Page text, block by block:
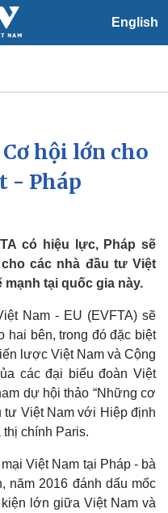
English
hội
Tin 24h
Dự báo thời tiết
Việc làm
Biển đảo
hội lớn cho
- Pháp
có hiệu lực, Pháp sẽ
các nhà đầu tư Việt
tại quốc gia này.
Nam - EU (EVFTA) sẽ
hai bên, trong đó đặc biệt
lược Việt Nam và Cộng
các đại biểu đoàn Việt
dự hội thảo “Những cơ
tư Việt Nam với Hiệp định
thị chính Paris.
Việt Nam tại Pháp - bà
năm 2016 đánh dấu mốc
lớn giữa Việt Nam và